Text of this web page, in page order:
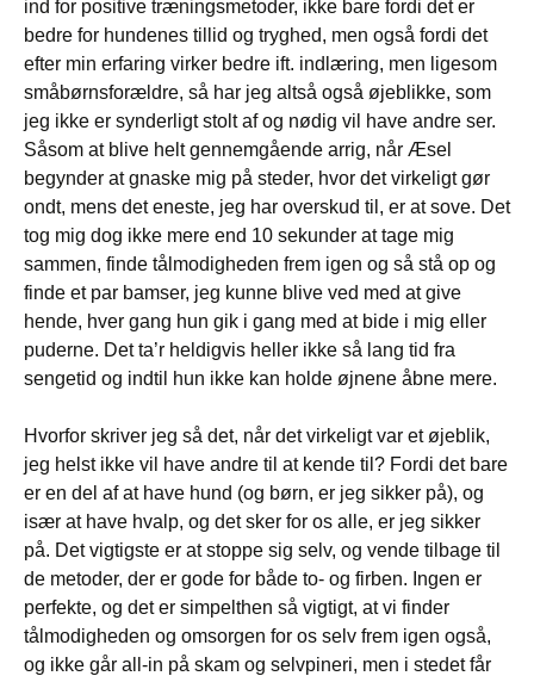
ind for positive træningsmetoder, ikke bare fordi det er
bedre for hundenes tillid og tryghed, men også fordi det
efter min erfaring virker bedre ift. indlæring, men ligesom
småbørnsforældre, så har jeg altså også øjeblikke, som
jeg ikke er synderligt stolt af og nødig vil have andre ser.
Såsom at blive helt gennemgående arrig, når Æsel
begynder at gnaske mig på steder, hvor det virkeligt gør
ondt, mens det eneste, jeg har overskud til, er at sove. Det
tog mig dog ikke mere end 10 sekunder at tage mig
sammen, finde tålmodigheden frem igen og så stå op og
finde et par bamser, jeg kunne blive ved med at give
hende, hver gang hun gik i gang med at bide i mig eller
puderne. Det ta’r heldigvis heller ikke så lang tid fra
sengetid og indtil hun ikke kan holde øjnene åbne mere.
Hvorfor skriver jeg så det, når det virkeligt var et øjeblik,
jeg helst ikke vil have andre til at kende til? Fordi det bare
er en del af at have hund (og børn, er jeg sikker på), og
især at have hvalp, og det sker for os alle, er jeg sikker
på. Det vigtigste er at stoppe sig selv, og vende tilbage til
de metoder, der er gode for både to- og firben. Ingen er
perfekte, og det er simpelthen så vigtigt, at vi finder
tålmodigheden og omsorgen for os selv frem igen også,
og ikke går all-in på skam og selvpineri, men i stedet får